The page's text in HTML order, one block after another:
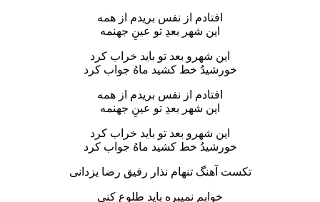
افتادم از نفس بریدم از همه
این شهر بعدِ تو عینِ جهنمه
این شهرو بعد تو باید خراب کرد
خورشیدُ خط کشید ماهُ جواب کرد
افتادم از نفس بریدم از همه
این شهر بعدِ تو عینِ جهنمه
این شهرو بعد تو باید خراب کرد
خورشیدُ خط کشید ماهُ جواب کرد
تکست آهنگ تنهام نذار رفیق رضا یزدانی
خوابم نمیبره باید طلوع کنی